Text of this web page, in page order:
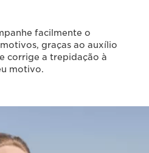
facilmente o
graças ao auxílio
corrige a trepidação à
motivo.